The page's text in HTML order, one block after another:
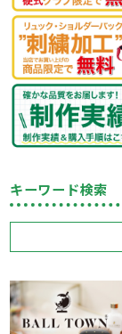
キーワード検索